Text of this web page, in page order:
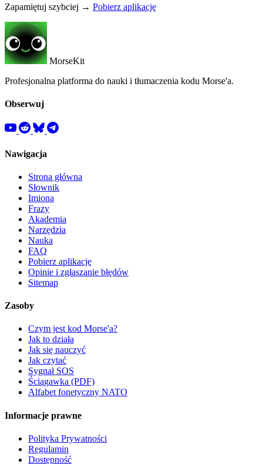
Zapamiętuj szybciej → Pobierz aplikację
MorseKit
Profesjonalna platforma do nauki i tłumaczenia kodu Morse'a.
Obserwuj
Nawigacja
Strona główna
Słownik
Imiona
Frazy
Akademia
Narzędzia
Nauka
FAQ
Pobierz aplikację
Opinie i zgłaszanie błędów
Sitemap
Zasoby
Czym jest kod Morse'a?
Jak to działa
Jak się nauczyć
Jak czytać
Sygnał SOS
Ściągawka (PDF)
Alfabet fonetyczny NATO
Informacje prawne
Polityka Prywatności
Regulamin
Dostępność